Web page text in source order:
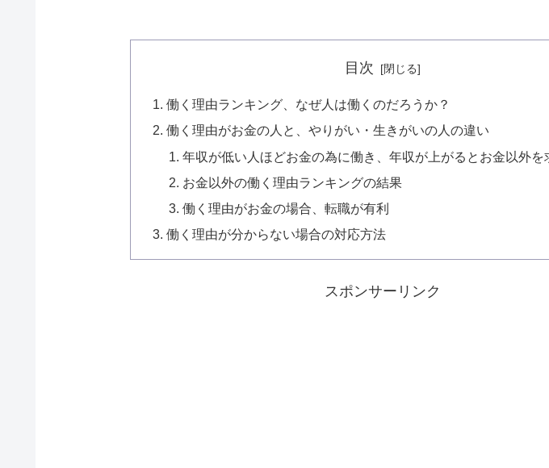
目次
働く理由ランキング、なぜ人は働くのだろうか？
働く理由がお金の人と、やりがい・生きがいの人の違い
年収が低い人ほどお金の為に働き、年収が上がるとお金以外を
お金以外の働く理由ランキングの結果
働く理由がお金の場合、転職が有利
働く理由が分からない場合の対応方法
スポンサーリンク